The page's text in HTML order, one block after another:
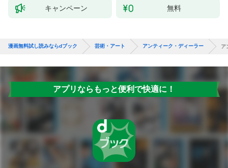
キャンペーン 無料
漫画無料試し読みならdブック 芸術・アート アンティーク・ディーラー ア
アプリならもっと便利で快適に！